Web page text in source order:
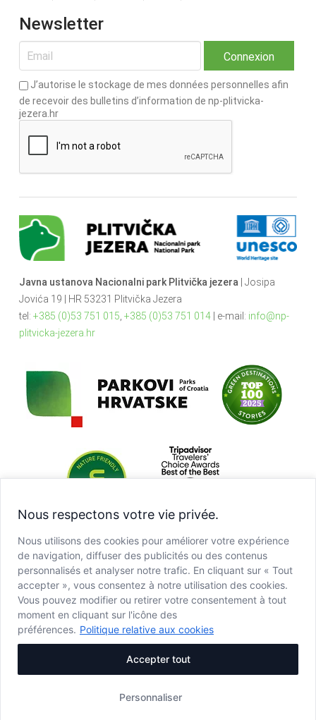
Nous respectons votre vie privée.
Nous utilisons des cookies pour améliorer votre expérience
de navigation, diffuser des publicités ou des contenus
personnalisés et analyser notre trafic. En cliquant sur « Tout
accepter », vous consentez à notre utilisation des cookies.
Vous pouvez modifier ou retirer votre consentement à tout
moment en cliquant sur l'icône des
préférences. Politique relative aux cookies
Personnaliser
Accepter tout
Newsletter
J’autorise le stockage de mes données personnelles afin
de recevoir des bulletins d’information de np-plitvicka-
jezera.hr
Javna ustanova Nacionalni park Plitvička jezera| Josipa
Jovića 19 | HR 53231 Plitvička Jezera
tel: +385 (0)53 751 015, +385 (0)53 751 014| e-mail: info@np-
plitvicka-jezera.hr
Copyright © JU NP Plitvička jezera, 2025.